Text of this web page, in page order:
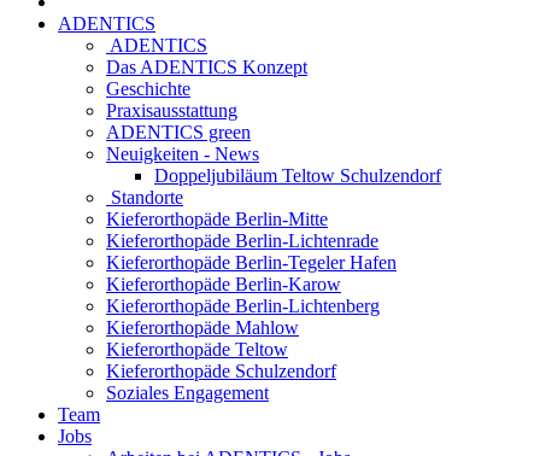
ADENTICS
ADENTICS
Das ADENTICS Konzept
Geschichte
Praxisausstattung
ADENTICS green
Neuigkeiten - News
Doppeljubiläum Teltow Schulzendorf
Standorte
Kieferorthopäde Berlin-Mitte
Kieferorthopäde Berlin-Lichtenrade
Kieferorthopäde Berlin-Tegeler Hafen
Kieferorthopäde Berlin-Karow
Kieferorthopäde Berlin-Lichtenberg
Kieferorthopäde Mahlow
Kieferorthopäde Teltow
Kieferorthopäde Schulzendorf
Soziales Engagement
Team
Jobs